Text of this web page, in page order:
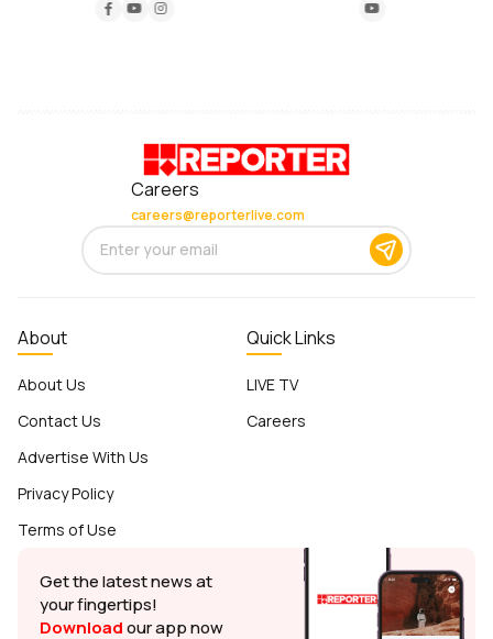
Careers
careers@reporterlive.com
About
About Us
Contact Us
Advertise With Us
Privacy Policy
Terms of Use
Quick Links
LIVE TV
Careers
Get the latest news at
your fingertips!
Downloadour app now